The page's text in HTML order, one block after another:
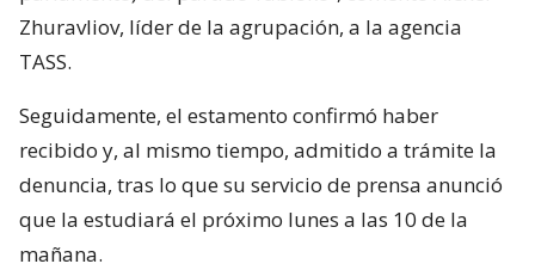
Zhuravliov, líder de la agrupación, a la agencia
TASS.
Seguidamente, el estamento confirmó haber
recibido y, al mismo tiempo, admitido a trámite la
denuncia, tras lo que su servicio de prensa anunció
que la estudiará el próximo lunes a las 10 de la
mañana.